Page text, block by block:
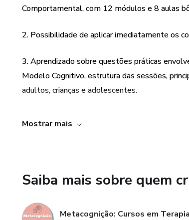
Módulo 4: O que
Módulo 5: O que é
Módulo 6: Como
- Uma Visão sobre
- Relação
Comportamental, com 12 módulos e 8 aulas
2. Possibilidade de aplicar imediatamente os
3. Aprendizado sobre questões práticas
Modelo Cognitivo, estrutura das sessões,
adultos, crianças e adolescentes.
Mostrar mais
Saiba mais sobre quem
Metacognição: Cursos em